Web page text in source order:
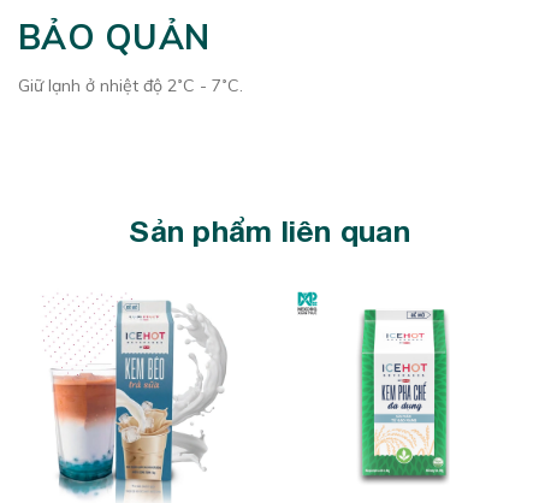
BẢO QUẢN
Giữ lạnh ở nhiệt độ 2˚C - 7˚C.
Sản phẩm liên quan